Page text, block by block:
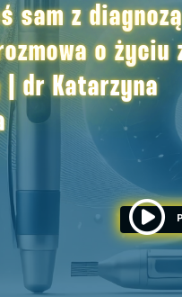
sam z
o życiu
| dr Katarzyna